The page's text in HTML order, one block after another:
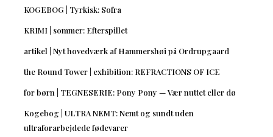
KOGEBOG | Tyrkisk: Sofra
KRIMI | sommer: Efterspillet
artikel | Nyt hovedværk af Hammershøi på Ordrupgaard
the Round Tower | exhibition: REFRACTIONS OF ICE
for børn | TEGNESERIE: Pony Pony — Vær nuttet eller dø
Kogebog | ULTRA NEMT: Nemt og sundt uden
ultraforarbejdede fødevarer